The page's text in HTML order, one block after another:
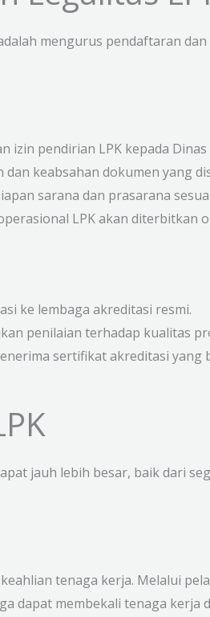
mengurus pendaftaran
izin pendirian LPK kepada
keabsahan dokumen yang
sarana dan prasarana
LPK akan diterbitkan
ke lembaga akreditasi resmi.
penilaian terhadap kualitas
sertifikat akreditasi
jauh lebih besar, baik dari
tenaga kerja. Melalui
dapat membekali tenaga kerja